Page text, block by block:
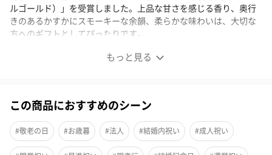
もっと見る
ルゴールド）」を受賞しました。上品な甘さを感じる香り、奥行
きのあるかすかにスモーキーな余韻、柔らかな味わいは、大切な
方へのギフトとしてぴったりです。
ドパー」
この商品におすすめのシーン
#敬老の日 #お歳暮 #法人 #結婚内祝い #成人祝い